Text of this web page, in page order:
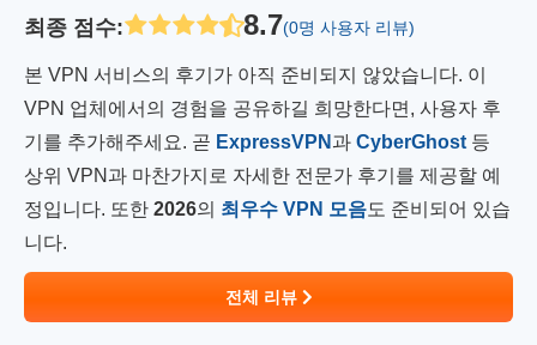
최종 점수: 8.7(0명 사용자 리뷰)
본 VPN 서비스의 후기가 아직 준비되지 않았습니다. 이
VPN 업체에서의 경험을 공유하길 희망한다면, 사용자 후
기를 추가해주세요. 곧 ExpressVPN 과 CyberGhost 등
상위 VPN과 마찬가지로 자세한 전문가 후기를 제공할 예
정입니다. 또한 2026의 최우수 VPN 모음도 준비되어 있습
니다.
전체 리뷰